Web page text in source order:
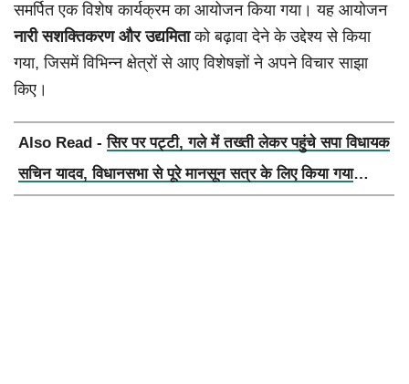
समर्पित एक विशेष कार्यक्रम का आयोजन किया गया। यह आयोजन
नारी सशक्तिकरण और उद्यमिताको बढ़ावा देने के उद्देश्य से किया
गया, जिसमें विभिन्न क्षेत्रों से आए विशेषज्ञों ने अपने विचार साझा
किए।
Also Read -सिर पर पट्टी, गले में तख्ती लेकर पहुंचे सपा विधायक
सचिन यादव, विधानसभा से पूरे मानसून सत्र के लिए किया गया